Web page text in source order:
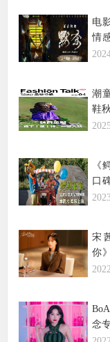
电
情
《
潮
鞋
《
口
全
宋
你
后
念
开